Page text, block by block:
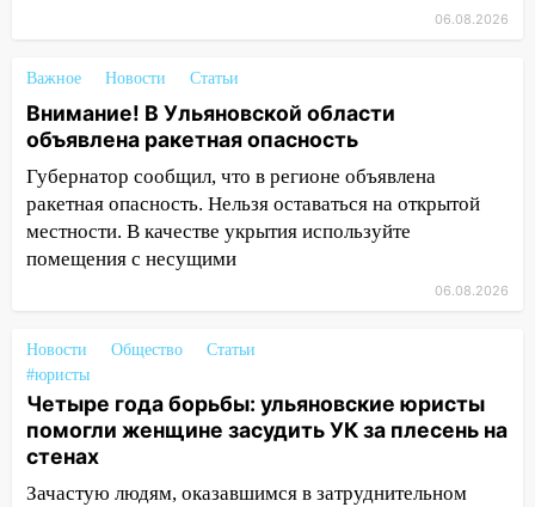
повысят зарплату
14:01 Инсценировали ДТП и получили
более 4,6 миллиона рублей: перед
судом предстанет банда
автоподставщиков
13:36 В Инзе произошел крупный пожар
обвиняли в жестоком обращении с
животными
12:28 Миллион на «льготниках»: в
Ульяновской области перевозчик
провернул хитрую схему с чужими
проездными
06.08.2026
Важное Новости Статьи
Внимание! В Ульяновской области
объявлена ракетная опасность
Губернатор сообщил, что в регионе объявлена
ракетная опасность. Нельзя оставаться на открытой
местности. В качестве укрытия используйте
помещения с несущими
06.08.2026
Новости Общество
Статьи
#юристы
Четыре года борьбы: ульяновские юристы
помогли женщине засудить УК за плесень на
стенах
Зачастую людям, оказавшимся в затруднительном